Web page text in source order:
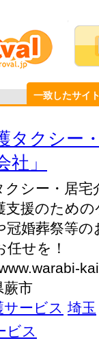
一致したサイ
タクシー
社」
クシー・居
支援のため
冠婚葬祭等
せを！
蕨市
サービス 埼玉
ビス